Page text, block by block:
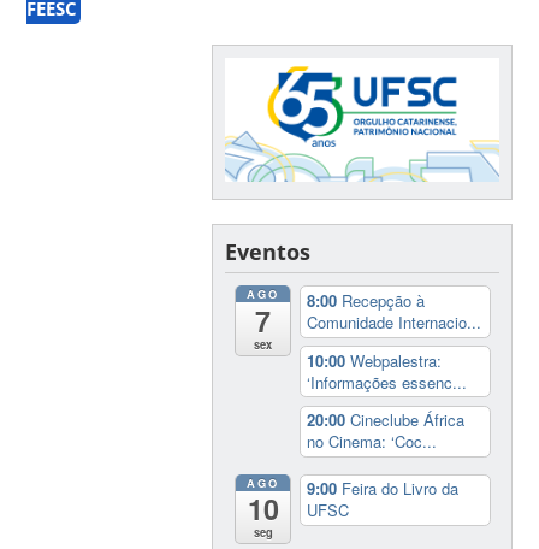
FEESC
Eventos
AGO
7
sex
8:00 Recepção à
Comunidade Internacio...
10:00Webpalestra:
‘Informações essenc...
20:00Cineclube África
no Cinema: ‘Coc...
AGO
10
seg
9:00 Feira do Livro da
UFSC